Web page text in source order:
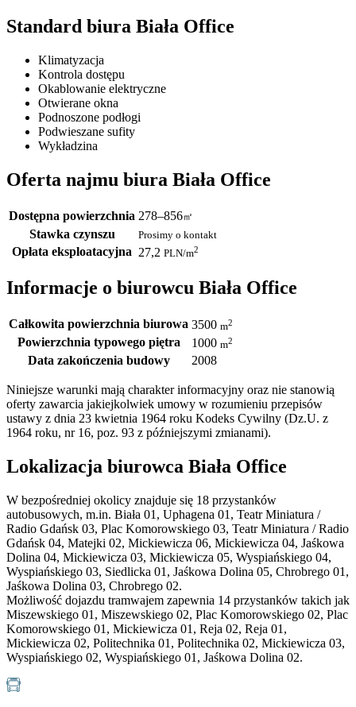
Standard biura Biała Office
Klimatyzacja
Kontrola dostępu
Okablowanie elektryczne
Otwierane okna
Podnoszone podłogi
Podwieszane sufity
Wykładzina
Oferta najmu biura Biała Office
Dostępna powierzchnia 278–856㎡
Stawka czynszu Prosimy o kontakt
Opłata eksploatacyjna 27,2 PLN/m2
Informacje o biurowcu Biała Office
Całkowita powierzchnia biurowa 3500 m2
Powierzchnia typowego piętra 1000 m2
Data zakończenia budowy 2008
Niniejsze warunki mają charakter informacyjny oraz nie stanowią
oferty zawarcia jakiejkolwiek umowy w rozumieniu przepisów
ustawy z dnia 23 kwietnia 1964 roku Kodeks Cywilny (Dz.U. z
1964 roku, nr 16, poz. 93 z późniejszymi zmianami).
Lokalizacja biurowca Biała Office
W bezpośredniej okolicy znajduje się 18 przystanków
autobusowych, m.in. Biała 01, Uphagena 01, Teatr Miniatura /
Radio Gdańsk 03, Plac Komorowskiego 03, Teatr Miniatura / Radio
Gdańsk 04, Matejki 02, Mickiewicza 06, Mickiewicza 04, Jaśkowa
Dolina 04, Mickiewicza 03, Mickiewicza 05, Wyspiańskiego 04,
Wyspiańskiego 03, Siedlicka 01, Jaśkowa Dolina 05, Chrobrego 01,
Jaśkowa Dolina 03, Chrobrego 02.
Możliwość dojazdu tramwajem zapewnia 14 przystanków takich jak
Miszewskiego 01, Miszewskiego 02, Plac Komorowskiego 02, Plac
Komorowskiego 01, Mickiewicza 01, Reja 02, Reja 01,
Mickiewicza 02, Politechnika 01, Politechnika 02, Mickiewicza 03,
Wyspiańskiego 02, Wyspiańskiego 01, Jaśkowa Dolina 02.